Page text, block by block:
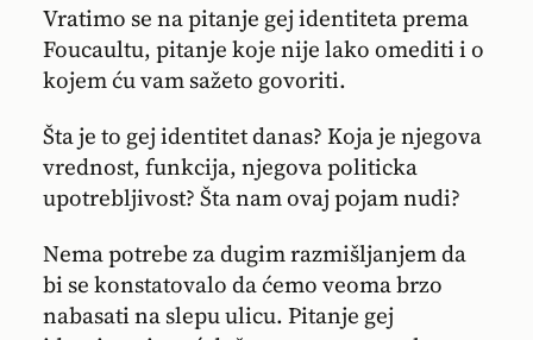
Vratimo se na pitanje gej identiteta prema
Foucaultu, pitanje koje nije lako omediti i o
kojem ću vam sažeto govoriti.
Šta je to gej identitet danas? Koja je njegova
vrednost, funkcija, njegova politicka
upotrebljivost? Šta nam ovaj pojam nudi?
Nema potrebe za dugim razmišljanjem da
bi se konstatovalo da ćemo veoma brzo
nabasati na slepu ulicu. Pitanje gej